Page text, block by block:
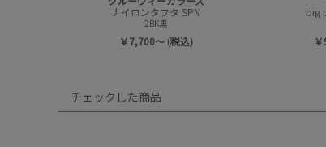
ナイロンタフタ SPN
2BK黒
￥7,700～ (税込)
big
チェックした商品